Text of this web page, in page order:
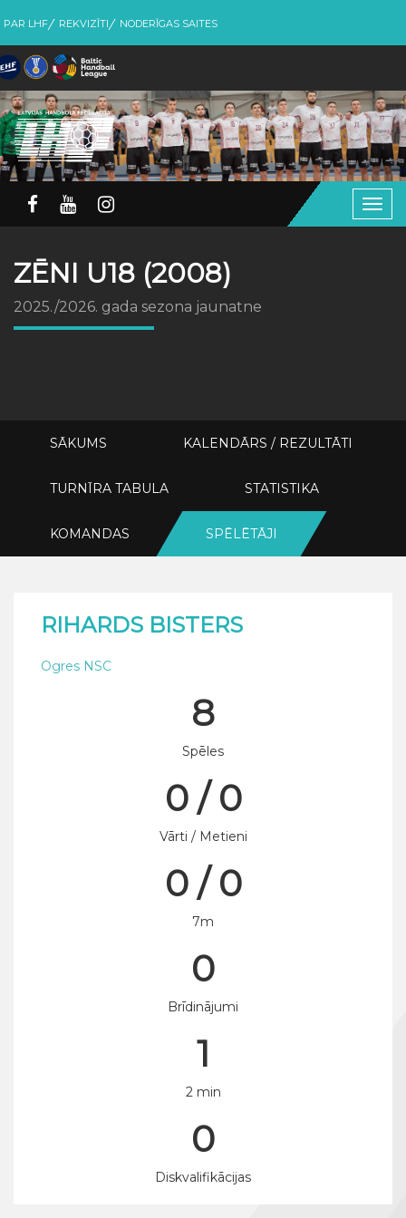
PAR LHF REKVIZĪTI NODERĪGAS SAITES
ZĒNI U18 (2008)
2025./2026. gada sezona jaunatne
SĀKUMS KALENDĀRS / REZULTĀTI
TURNĪRA TABULA STATISTIKA
KOMANDAS SPĒLĒTĀJI
RIHARDS BISTERS
Ogres NSC
8
Spēles
0 / 0
Vārti / Metieni
0 / 0
7m
0
Brīdinājumi
1
2 min
0
Diskvalifikācijas